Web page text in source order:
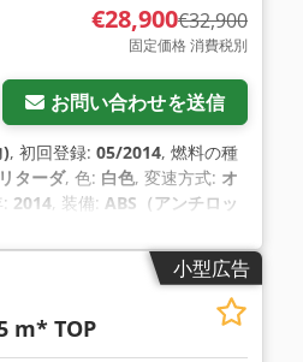
€28,900€32,900
固定価格 消費税別
お問い合わせを送信
), 初回登録: 05/2014, 燃料の種
リターダ, 色: 白色, 変速方式: オ
2014, 装備: ABS（アンチロッ
小型広告
m* TOP